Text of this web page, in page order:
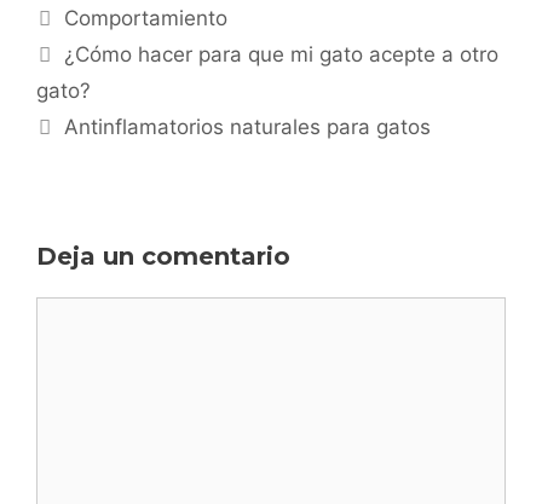
Categorías
Comportamiento
Navegación
de
entradas
¿Cómo hacer para que mi gato acepte a otro
gato?
Antinflamatorios naturales para gatos
Deja un comentario